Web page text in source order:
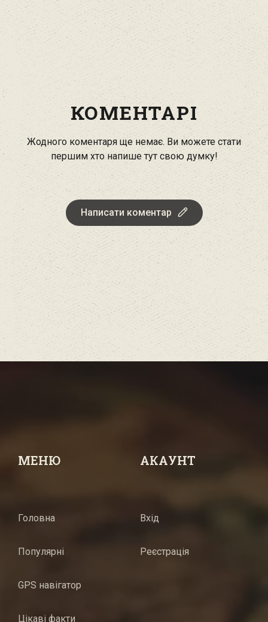
КОМЕНТАРІ
Жодного коментаря ще немає. Ви можете стати
першим хто напише тут свою думку!
Написати коментар
МЕНЮ
Головна
Популярні
GPS навігатор
Цікаві факти
АКАУНТ
Вхід
Реєстрація